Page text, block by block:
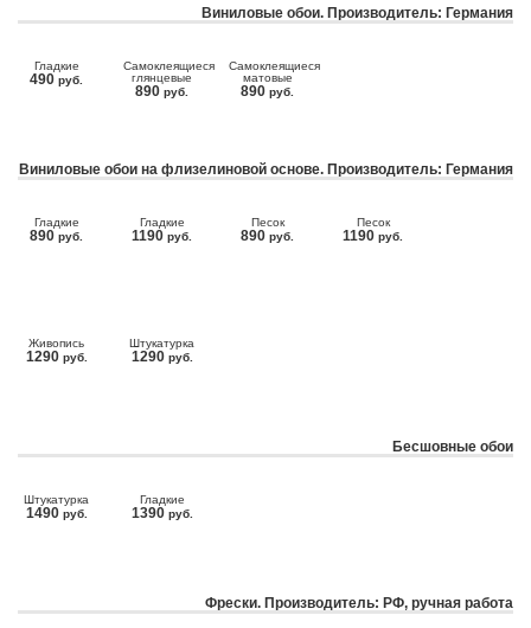
Виниловые обои. Производитель: Германия
Гладкие
490 руб.
Самоклеящиеся
глянцевые
890 руб.
Самоклеящиеся
матовые
890 руб.
Виниловые обои на флизелиновой основе. Производитель: Германия
Гладкие
890 руб.
Гладкие
1190 руб.
Песок
890 руб.
Песок
1190 руб.
Живопись
1290 руб.
Штукатурка
1290 руб.
Бесшовные обои
Штукатурка
1490 руб.
Гладкие
1390 руб.
Фрески. Производитель: РФ, ручная работа